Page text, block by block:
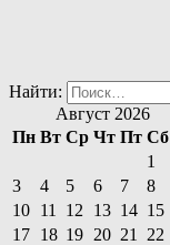
Найти:
Август 2026
Пн Вт Ср Чт Пт Сб
1
3
4 5 6 7 8
10 11 12 13 14 15
17 18 19 20 21 22